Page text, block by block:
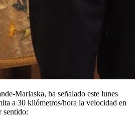
Marlaska, ha señalado este lunes
a 30 kilómetros/hora la velocidad en
sentido: